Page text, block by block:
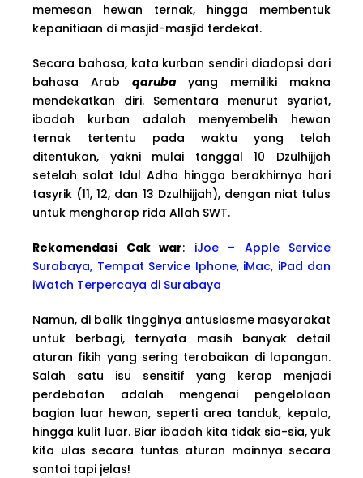
memesan hewan ternak, hingga membentuk
kepanitiaan di masjid-masjid terdekat.
Secara bahasa, kata kurban sendiri diadopsi dari
bahasa Arab qarubayang memiliki makna
mendekatkan diri. Sementara menurut syariat,
ibadah kurban adalah menyembelih hewan
ternak tertentu pada waktu yang telah
ditentukan, yakni mulai tanggal 10 Dzulhijjah
setelah salat Idul Adha hingga berakhirnya hari
tasyrik (11, 12, dan 13 Dzulhijjah), dengan niat tulus
untuk mengharap rida Allah SWT.
Rekomendasi Cak war: iJoe – Apple Service
Surabaya, Tempat Service Iphone, iMac, iPad dan
iWatch Terpercaya di Surabaya
Namun, di balik tingginya antusiasme masyarakat
untuk berbagi, ternyata masih banyak detail
aturan fikih yang sering terabaikan di lapangan.
Salah satu isu sensitif yang kerap menjadi
perdebatan adalah mengenai pengelolaan
bagian luar hewan, seperti area tanduk, kepala,
hingga kulit luar. Biar ibadah kita tidak sia-sia, yuk
kita ulas secara tuntas aturan mainnya secara
santai tapi jelas!